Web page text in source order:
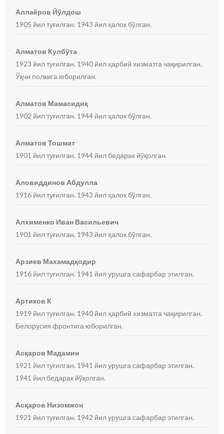
Аллаёров Йўлдош
1905 йил туғилган. 1943 йил ҳалок бўлган.
Алматов Кулбўта
1923 йил туғилган. 1940 йил ҳарбий хизматга чақирилган.
Ўқчи полкига юборилган.
Алматов Мамасидиқ
1902 йил туғилган. 1944 йил ҳалок бўлган.
Алматов Тошмат
1901 йил туғилган. 1944 йил бедарак йўқолган.
Аловиддинов Абдулла
1916 йил туғилган. 1943 йил ҳалок бўлган.
Алхименко Иван Васильевич
1901 йил туғилган. 1943 йил ҳалок бўлган.
Арзиев Махамадқодир
1916 йил туғилган. 1941 йил урушга сафарбар этилган.
Артиков К
1919 йил туғилган. 1940 йил ҳарбий хизматга чақирилган.
Белорусия фронтига юборилган.
Асқаров Мадамин
1921 йил туғилган. 1941 йил урушга сафарбар этилган.
1941 йил бедарак йўқолган.
Асқаров Низомжон
1921 йил туғилган. 1942 йил урушга сафарбар этилган.